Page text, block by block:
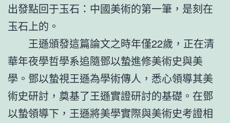
出發點回于玉石：中國美術的第一筆，是刻在
玉石上的。
王遜頒發這篇論文之時年僅22歲，正在清
華年夜學哲學系追隨鄧以蟄進修美術史與美
學。鄧以蟄視王遜為學術傳人，悉心領導其美
術史研討，奠基了王遜實證研討的基礎。在鄧
以蟄領導下，王遜將美學實際與美術史考證相